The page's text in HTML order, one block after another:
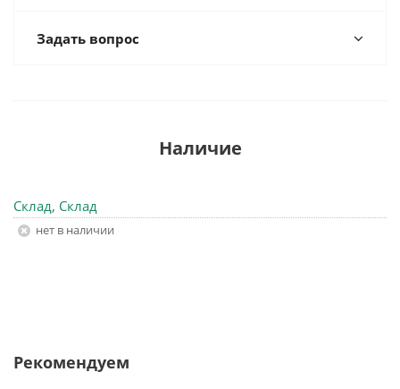
Задать вопрос
Наличие
Склад, Склад
Нет в наличии
Рекомендуем